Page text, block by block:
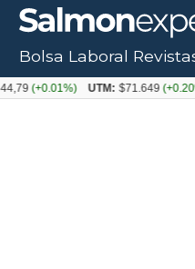
Bolsa Laboral
UTM: $71.649(+0.20%)